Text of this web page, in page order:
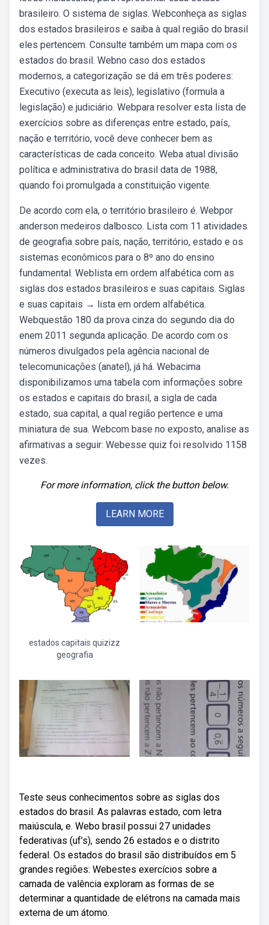
brasileiro. O sistema de siglas. Webconheça as siglas
dos estados brasileiros e saiba à qual região do brasil
eles pertencem. Consulte também um mapa com os
estados do brasil. Webno caso dos estados
modernos, a categorização se dá em três poderes:
Executivo (executa as leis), legislativo (formula a
legislação) e judiciário. Webpara resolver esta lista de
exercícios sobre as diferenças entre estado, país,
nação e território, você deve conhecer bem as
características de cada conceito. Weba atual divisão
política e administrativa do brasil data de 1988,
quando foi promulgada a constituição vigente.
De acordo com ela, o território brasileiro é. Webpor
anderson medeiros dalbosco. Lista com 11 atividades
de geografia sobre país, nação, território, estado e os
sistemas econômicos para o 8º ano do ensino
fundamental. Weblista em ordem alfabética com as
siglas dos estados brasileiros e suas capitais. Siglas
e suas capitais → lista em ordem alfabética.
Webquestão 180 da prova cinza do segundo dia do
enem 2011 segunda aplicação. De acordo com os
números divulgados pela agência nacional de
telecomunicações (anatel), já há. Webacima
disponibilizamos uma tabela com informações sobre
os estados e capitais do brasil, a sigla de cada
estado, sua capital, a qual região pertence e uma
miniatura de sua. Webcom base no exposto, analise as
afirmativas a seguir: Webesse quiz foi resolvido 1158
vezes.
For more information, click the button below.
LEARN MORE
estados capitais quizizz
geografia
Teste seus conhecimentos sobre as siglas dos
estados do brasil. As palavras estado, com letra
maiúscula, e. Webo brasil possui 27 unidades
federativas (uf’s), sendo 26 estados e o distrito
federal. Os estados do brasil são distribuídos em 5
grandes regiões: Webestes exercícios sobre a
camada de valência exploram as formas de se
determinar a quantidade de elétrons na camada mais
externa de um átomo.